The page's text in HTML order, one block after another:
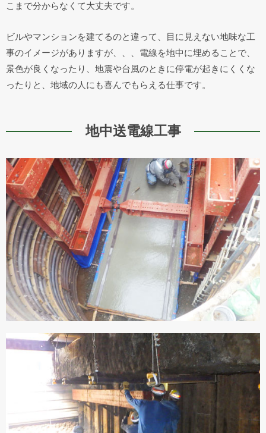
こまで分からなくて大丈夫です。
ビルやマンションを建てるのと違って、目に見えない地味な工
事のイメージがありますが、、、電線を地中に埋めることで、
景色が良くなったり、地震や台風のときに停電が起きにくくな
ったりと、地域の人にも喜んでもらえる仕事です。
地中送電線工事